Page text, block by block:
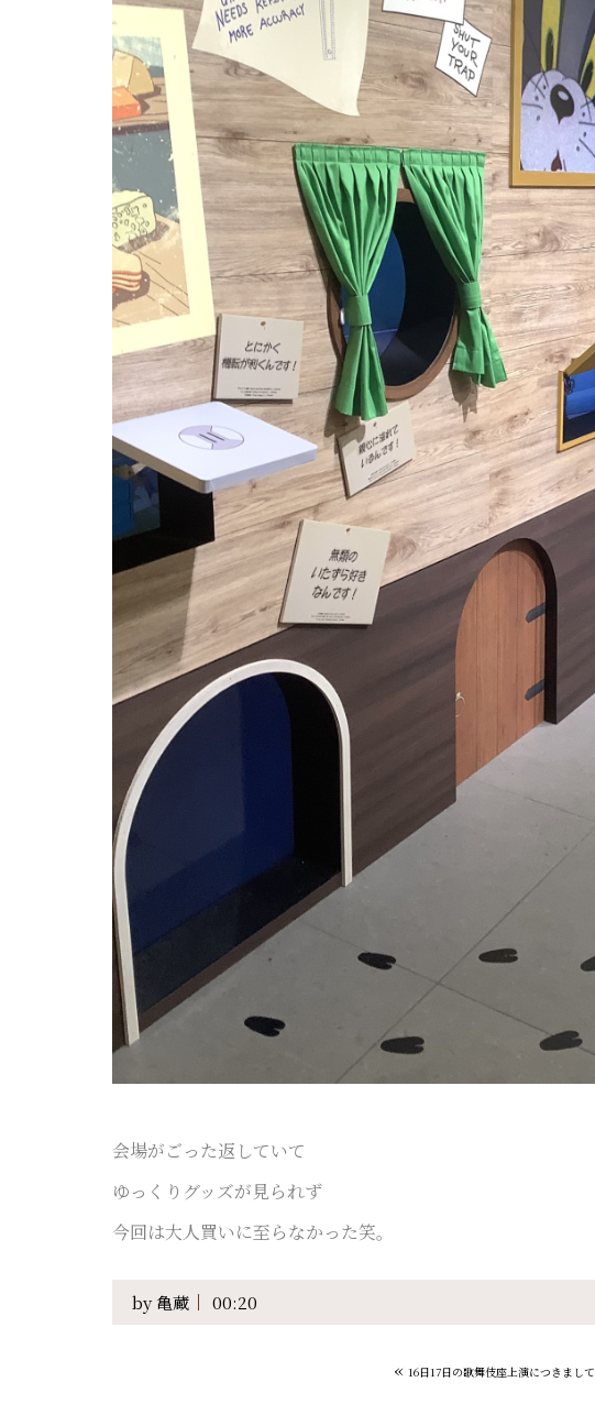
会場がごった返していて
ゆっくりグッズが見られず
今回は大人買いに至らなかった笑。
by亀蔵 00:20
« 16日17日の歌舞伎座上演につきまして